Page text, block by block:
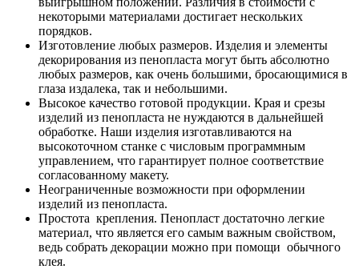
некоторыми материалами достигает нескольких
порядков.
Изготовление любых размеров. Изделия и элементы
декорирования из пенопласта могут быть абсолютно
любых размеров, как очень большими, бросающимися в
глаза издалека, так и небольшими.
Высокое качество готовой продукции. Края и срезы
изделий из пенопласта не нуждаются в дальнейшей
обработке. Наши изделия изготавливаются на
высокоточном станке с числовым программным
управлением, что гарантирует полное соответствие
согласованному макету.
Неограниченные возможности при оформлении
изделий из пенопласта.
Простота крепления. Пенопласт достаточно легкие
материал, что является его самым важным свойством,
ведь собрать декорации можно при помощи обычного
клея.